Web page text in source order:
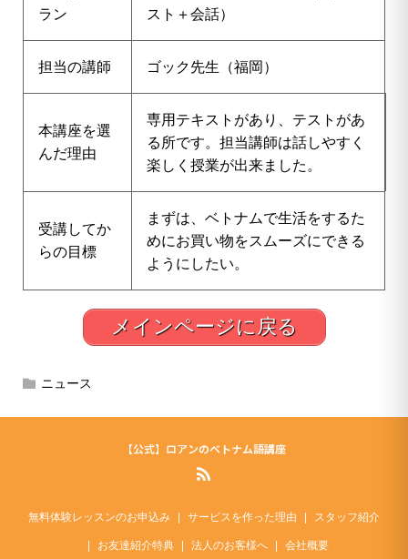
ラン
スト＋会話）
担当の講師 ゴック先生（福岡）
本講座を選
んだ理由
専用テキストがあり、テストがあ
る所です。担当講師は話しやすく
楽しく授業が出来ました。
受講してか
らの目標
まずは、ベトナムで生活をするた
めにお買い物をスムーズにできる
ようにしたい。
メインページに戻る
ニュース
【公式】ロアンのベトナム語講座
無料体験レッスンのお申込み サービスを作った理由 スタッフ紹介
お友達紹介特典 法人のお客様へ 会社概要